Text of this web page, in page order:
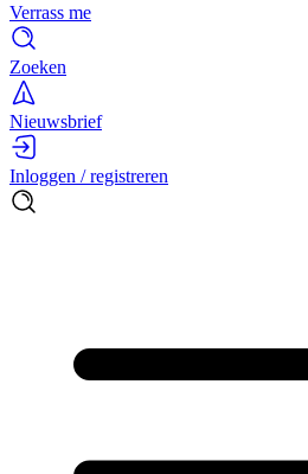
Verrass me
Zoeken
Nieuwsbrief
Inloggen / registreren